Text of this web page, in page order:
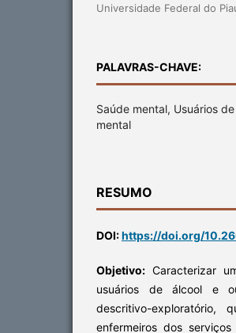
Universidade Federal do
PALAVRAS-CHAVE:
Saúde mental, Usuários
mental
RESUMO
DOI:https://doi.org/
Objetivo: Caracterizar
usuários de álcool e
descritivo-exploratório,
enfermeiros dos